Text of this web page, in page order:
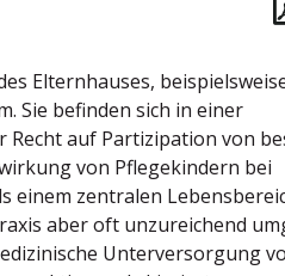
Elternhauses,
Sie befinden sich in einer
Recht auf Partizipation von
von Pflegekindern bei
einem zentralen
aber oft unzureichend
Unterversorgung